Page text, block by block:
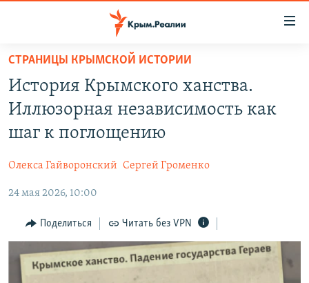
Вернуться
основному
содержанию
главной
Вернутся
поиску
СПЕЦПРОЕКТЫ
11 ЛЕТ ОККУПАЦИИ КРЫМА. 11 ИСТОРИЙ СОПРОТИВЛЕНИЯ
ЕЩЕ
ИНТЕРАКТИВ
ИНФОГРАФИКА
ТЕЛЕПРОЕКТ КРЫМ.РЕАЛИИ
СОВЕТЫ ПРАВОЗАЩИТНИКОВ
РАДІО СВОБОДА
КАК ОБОЙТИ БЛОКИРОВКУ
Українською
СТРАНИЦЫ КРЫМСКОЙ ИСТОРИИ
История Крымского ханства.
Иллюзорная независимость как
шаг к поглощению
Олекса Гайворонский Сергей Громенко
24 мая 2026, 10:00
Поделиться Читать без VPN